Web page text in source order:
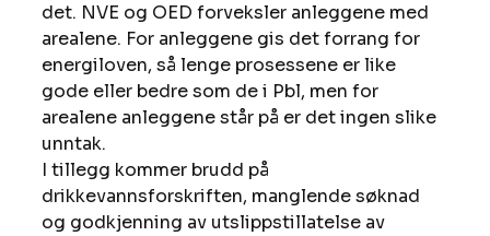
det. NVE og OED forveksler anleggene med
arealene. For anleggene gis det forrang for
energiloven, så lenge prosessene er like
gode eller bedre som de i Pbl, men for
arealene anleggene står på er det ingen slike
unntak.
I tillegg kommer brudd på
drikkevannsforskriften, manglende søknad
og godkjenning av utslippstillatelse av